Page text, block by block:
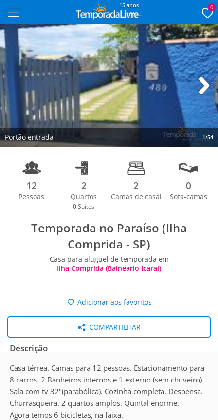
15 anos 0
Portão entrada 1/54
Next
12
Pessoas
2
Quartos
0 Suítes
2
Camas de casal
0
Sofa-camas
Temporada no Paraíso (Ilha
Comprida - SP)
Casa para aluguel de temporada em
Ilha Comprida (Balneario Icarai)
Adicionar aos favoritos
COMPARTILHAR
Descrição
Casa térrea. Camas para 12 pessoas. Estacionamento para
8 carros. 2 Banheiros internos e 1 externo (sem chuveiro).
Sala com tv 32"(parabólica). Cozinha completa. Despensa.
Churrasqueira. 2 quartos amplos. Quintal enorme.
Agora temos 6 bicicletas, na faixa.